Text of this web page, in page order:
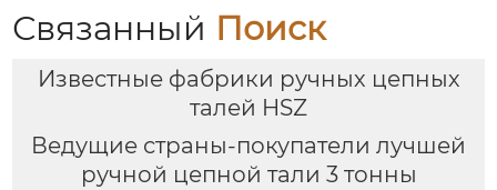
Связанный Поиск
Известные фабрики ручных цепных
талей HSZ
Ведущие страны-покупатели лучшей
ручной цепной тали 3 тонны